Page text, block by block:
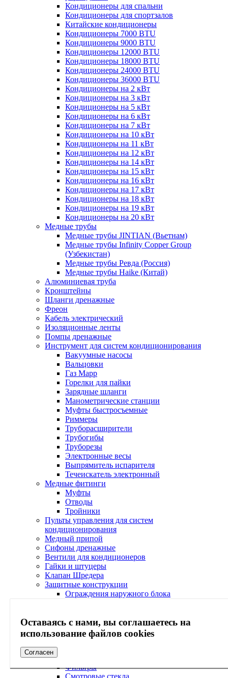
Оставаясь с нами, вы соглашаетесь на
использование файлов cookies
Согласен
Кондиционеры для спальни
Кондиционеры для спортзалов
Китайские кондиционеры
Кондиционеры 7000 BTU
Кондиционеры 9000 BTU
Кондиционеры 12000 BTU
Кондиционеры 18000 BTU
Кондиционеры 24000 BTU
Кондиционеры 36000 BTU
Кондиционеры на 2 кВт
Кондиционеры на 3 кВт
Кондиционеры на 5 кВт
Кондиционеры на 6 кВт
Кондиционеры на 7 кВт
Кондиционеры на 10 кВт
Кондиционеры на 11 кВт
Кондиционеры на 12 кВт
Кондиционеры на 14 кВт
Кондиционеры на 15 кВт
Кондиционеры на 16 кВт
Кондиционеры на 17 кВт
Кондиционеры на 18 кВт
Кондиционеры на 19 кВт
Кондиционеры на 20 кВт
Медные трубы
Медные трубы JINTIAN (Вьетнам)
Медные трубы Infinity Copper Group
(Узбекистан)
Медные трубы Ревда (Россия)
Медные трубы Haike (Китай)
Алюминиевая труба
Кронштейны
Шланги дренажные
Фреон
Кабель электрический
Изоляционные ленты
Помпы дренажные
Инструмент для систем кондиционирования
Вакуумные насосы
Вальцовки
Газ Mapp
Горелки для пайки
Зарядные шланги
Манометрические станции
Муфты быстросъемные
Риммеры
Труборасширители
Трубогибы
Труборезы
Электронные весы
Выпрямитель испарителя
Течеискатель электронный
Медные фитинги
Муфты
Отводы
Тройники
Пульты управления для систем
кондиционирования
Медный припой
Сифоны дренажные
Вентили для кондиционеров
Гайки и штуцеры
Клапан Шредера
Защитные конструкции
Ограждения наружного блока
Согласователи работы кондиционеров
Электрические вилки
Экраны
Сервисное обслуживание
Холодильная арматура Ридан
Фильтры